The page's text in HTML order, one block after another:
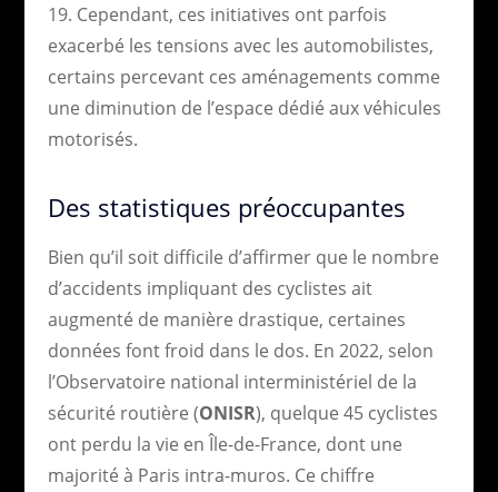
19. Cependant, ces initiatives ont parfois
exacerbé les tensions avec les automobilistes,
certains percevant ces aménagements comme
une diminution de l’espace dédié aux véhicules
motorisés.
Des statistiques préoccupantes
Bien qu’il soit difficile d’affirmer que le nombre
d’accidents impliquant des cyclistes ait
augmenté de manière drastique, certaines
données font froid dans le dos. En 2022, selon
l’Observatoire national interministériel de la
sécurité routière (ONISR), quelque 45 cyclistes
ont perdu la vie en Île-de-France, dont une
majorité à Paris intra-muros. Ce chiffre